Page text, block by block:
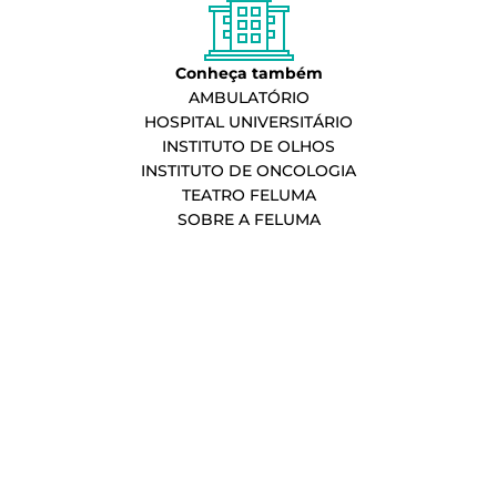
Conheça também
AMBULATÓRIO
HOSPITAL UNIVERSITÁRIO
INSTITUTO DE OLHOS
INSTITUTO DE ONCOLOGIA
TEATRO FELUMA
SOBRE A FELUMA